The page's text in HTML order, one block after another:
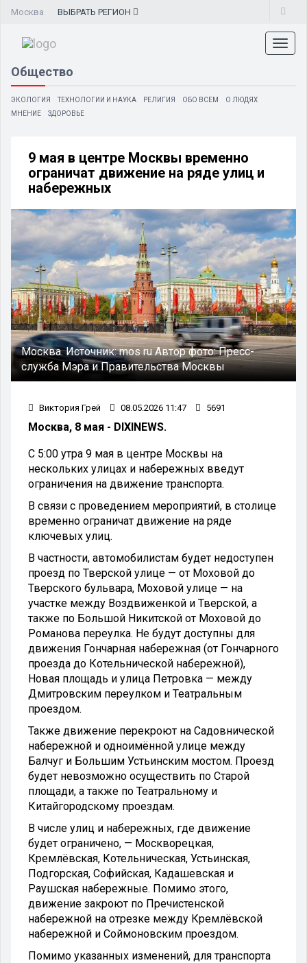
Москва ВЫБРАТЬ РЕГИОН
Общество
ЭКОЛОГИЯ ТЕХНОЛОГИИ И НАУКА РЕЛИГИЯ ОБО ВСЕМ
О ЛЮДЯХ
МНЕНИЕ
ЗДОРОВЬЕ
9 мая в центре Москвы временно
ограничат движение на ряде улиц и
набережных
Москва.Источник:mos ruАвтор фото:Пресс-
служба Мэра и Правительства Москвы
Виктория Грей 08.05.2026 11:47 5691
Москва, 8 мая - DIXINEWS.
С 5:00 утра 9 мая в центре Москвы на
нескольких улицах и набережных введут
ограничения на движение транспорта.
В связи с проведением мероприятий, в столице
временно ограничат движение на ряде
ключевых улиц.
В частности, автомобилистам будет недоступен
проезд по Тверской улице — от Моховой до
Тверского бульвара, Моховой улице — на
участке между Воздвиженкой и Тверской, а
также по Большой Никитской от Моховой до
Романова переулка. Не будут доступны для
движения Гончарная набережная (от Гончарного
проезда до Котельнической набережной),
Новая площадь и улица Петровка — между
Дмитровским переулком и Театральным
проездом.
Также движение перекроют на Садовнической
набережной и одноимённой улице между
Балчуг и Большим Устьинским мостом. Проезд
будет невозможно осуществить по Старой
площади, а также по Театральному и
Китайгородскому проездам.
В числе улиц и набережных, где движение
будет ограничено, — Москворецкая,
Кремлёвская, Котельническая, Устьинская,
Подгорская, Софийская, Кадашевская и
Раушская набережные. Помимо этого,
движение закроют по Пречистенской
набережной на отрезке между Кремлёвской
набережной и Соймоновским проездом.
Помимо указанных изменений, для транспорта